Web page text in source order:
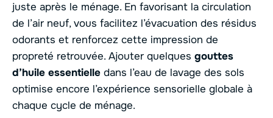
juste après le ménage. En favorisant la circulation
de l’air neuf, vous facilitez l’évacuation des résidus
odorants et renforcez cette impression de
propreté retrouvée. Ajouter quelques gouttes
d’huile essentielle dans l’eau de lavage des sols
optimise encore l’expérience sensorielle globale à
chaque cycle de ménage.